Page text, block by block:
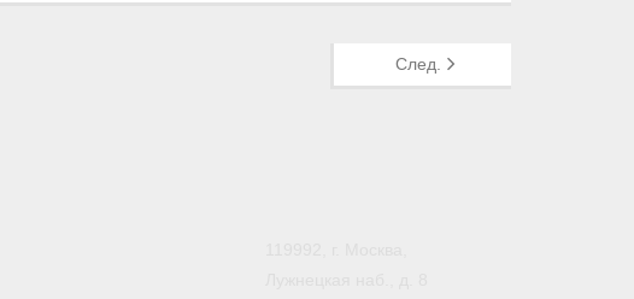
След.